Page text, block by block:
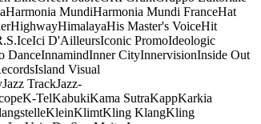
Harmonia MundiHarmonia Mundi FranceHat
HighwayHimalayaHis Master's VoiceHit
IceIci D'AilleursIconic PromoIdeologic
DanceInnamindInner CityInnervisionInside Out
Island Visual
Jazz TrackJazz-
K-TelKabukiKama SutraKappKarkia
KleinKlimtKling KlangKling